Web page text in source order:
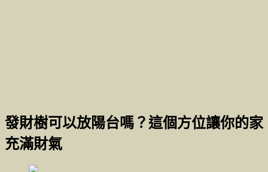
發財樹可以放陽台嗎？這個方位讓你的家
充滿財氣